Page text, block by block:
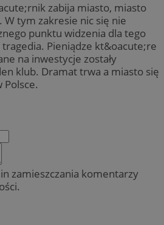
zabija miasto, miasto
tym zakresie nic się nie
punktu widzenia dla tego
Pieniądze kt&oacute;re
na inwestycje zostały
klub. Dramat trwa a miasto się
Polsce.
zamieszczania komentarzy